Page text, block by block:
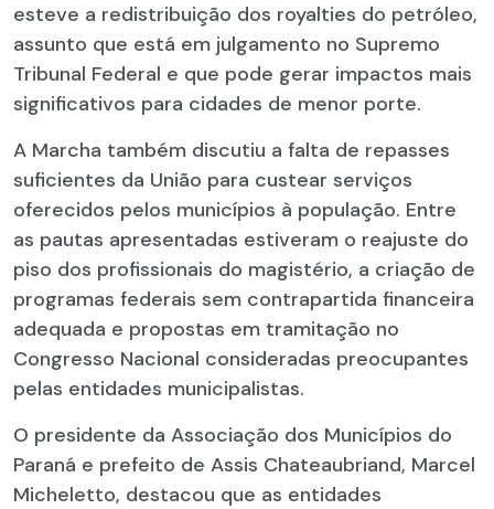
esteve a redistribuição dos royalties do petróleo,
assunto que está em julgamento no Supremo
Tribunal Federal e que pode gerar impactos mais
significativos para cidades de menor porte.
A Marcha também discutiu a falta de repasses
suficientes da União para custear serviços
oferecidos pelos municípios à população. Entre
as pautas apresentadas estiveram o reajuste do
piso dos profissionais do magistério, a criação de
programas federais sem contrapartida financeira
adequada e propostas em tramitação no
Congresso Nacional consideradas preocupantes
pelas entidades municipalistas.
O presidente da Associação dos Municípios do
Paraná e prefeito de Assis Chateaubriand, Marcel
Micheletto, destacou que as entidades